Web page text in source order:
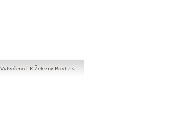
Vytvořeno FK Železný Brod z.s.